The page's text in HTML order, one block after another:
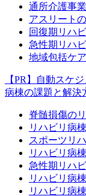
通所介護事
アスリート
回復期リハ
急性期リハ
地域包括ケ
【PR】自動スケ
病棟の課題と解決
脊髄損傷の
リハビリ病
スポーツリ
リハビリ病
急性期リハ
リハビリ病
リハビリ病